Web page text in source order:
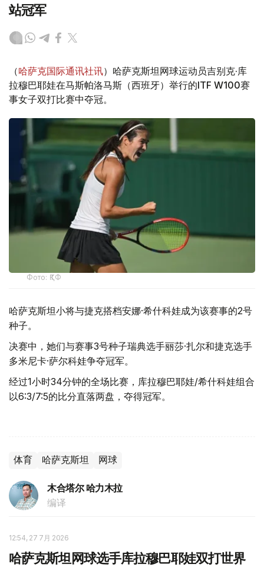
站冠军
（哈萨克国际通讯社讯）哈萨克斯坦网球运动员吉别克·库
拉穆巴耶娃在马斯帕洛马斯（西班牙）举行的ITF W100赛
事女子双打比赛中夺冠。
Фото: ҚТФ
哈萨克斯坦小将与捷克搭档安娜·希什科娃成为该赛事的2号
种子。
决赛中，她们与赛事3号种子瑞典选手丽莎·扎尔和捷克选手
多米尼卡·萨尔科娃争夺冠军。
经过1小时34分钟的全场比赛，库拉穆巴耶娃/希什科娃组合
以6:3/7:5的比分直落两盘，夺得冠军。
体育 哈萨克斯坦 网球
木合塔尔 哈力木拉
编译
12:54, 27 7月 2026
哈萨克斯坦网球选手库拉穆巴耶娃双打世界